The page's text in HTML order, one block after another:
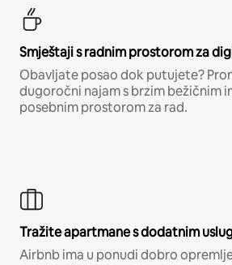
Smještaji s radnim prostorom za
Obavljate posao dok putujete?
dugoročni najam s brzim bežičnim
posebnim prostorom za rad.
Tražite apartmane s dodatnim
Airbnb ima u ponudi dobro